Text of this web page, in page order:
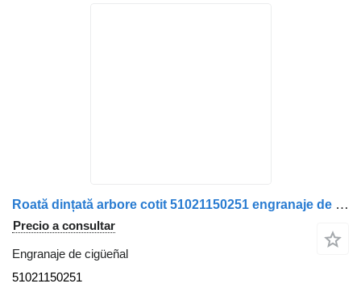
Roată dințată arbore cotit 51021150251 engranaje de cigüeñal para MAN 5102115-0251 camión
Precio a consultar
Engranaje de cigüeñal
51021150251